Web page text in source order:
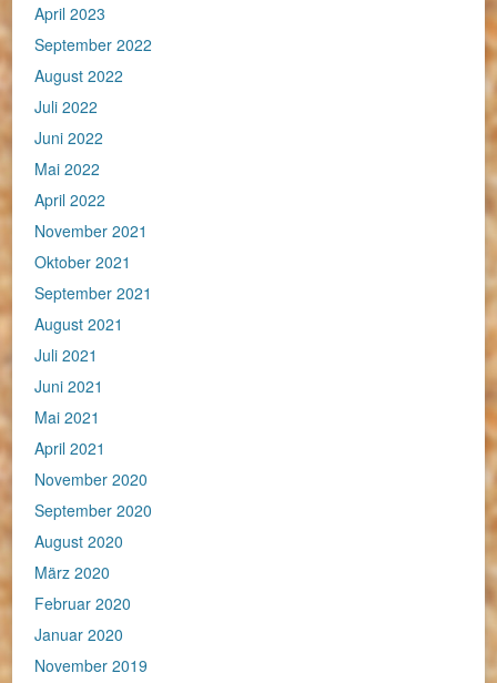
April 2023
September 2022
August 2022
Juli 2022
Juni 2022
Mai 2022
April 2022
November 2021
Oktober 2021
September 2021
August 2021
Juli 2021
Juni 2021
Mai 2021
April 2021
November 2020
September 2020
August 2020
März 2020
Februar 2020
Januar 2020
November 2019